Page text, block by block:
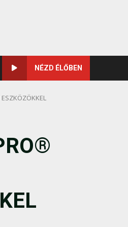
NÉZD ÉLŐBEN